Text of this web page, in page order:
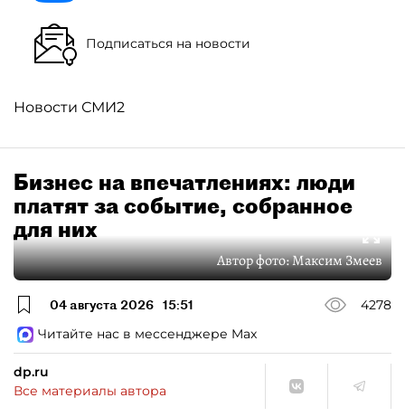
Подписаться на новости
Новости СМИ2
Бизнес на впечатлениях: люди
платят за событие, собранное
для них
Автор фото:Максим Змеев
04 августа 2026 15:51
4278
Читайте нас в мессенджере Max
dp.ru
Все материалы автора